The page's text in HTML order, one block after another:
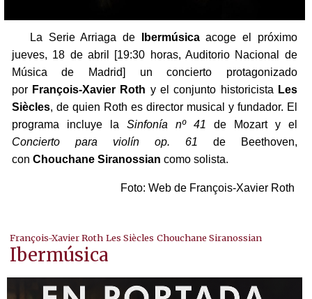
La Serie Arriaga de Ibermúsicaacoge el próximo
jueves, 18 de abril [19:30 horas, Auditorio Nacional de
Música de Madrid] un concierto protagonizado
por François-Xavier Roth y el conjunto historicista Les
Siècles, de quien Roth es director musical y fundador. El
programa incluye la Sinfonía nº 41 de Mozart y el
Concierto para violín op. 61 de Beethoven,
con Chouchane Siranossian como solista.
Foto: Web de François-Xavier Roth
François-Xavier Roth Les Siècles Chouchane Siranossian
Ibermúsica